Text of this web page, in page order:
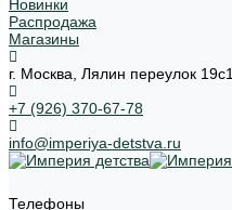
Новинки
Распродажа
Магазины
г. Москва, Лялин переулок 19с1
+7 (926) 370-67-78
info@imperiya-detstva.ru
Телефоны